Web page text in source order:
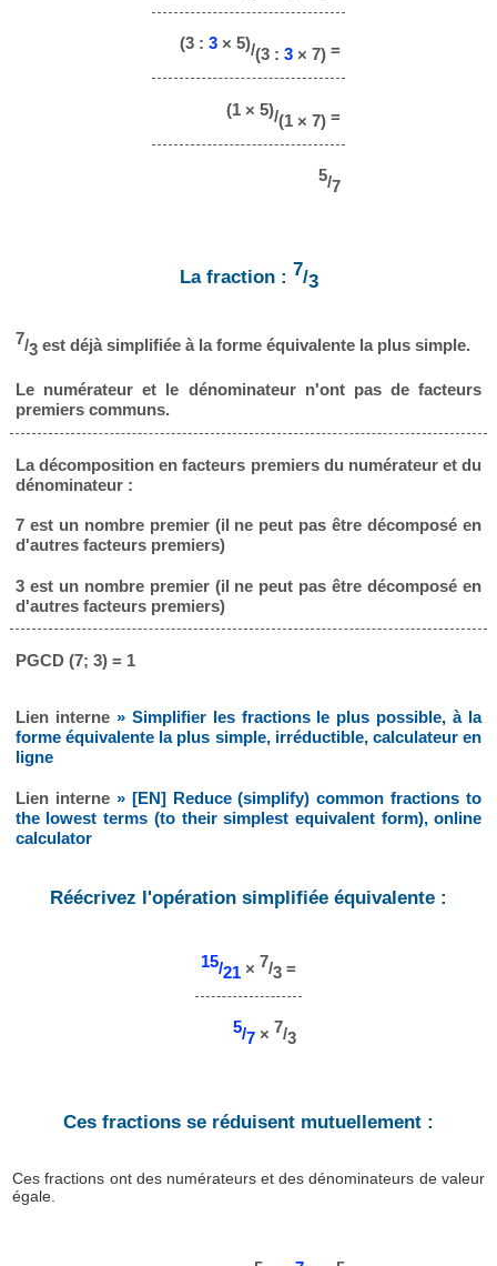
(3 : 3× 5)/(3 : 3× 7)=
(1 × 5)/(1 × 7)=
5/7
La fraction : 7/3
7/3est déjà simplifiée à la forme équivalente la plus simple.
Le numérateur et le dénominateur n'ont pas de facteurs
premiers communs.
La décomposition en facteurs premiers du numérateur et du
dénominateur :
7 est un nombre premier (il ne peut pas être décomposé en
d'autres facteurs premiers)
3 est un nombre premier (il ne peut pas être décomposé en
d'autres facteurs premiers)
PGCD (7; 3) = 1
Lien interne » Simplifier les fractions le plus possible, à la
forme équivalente la plus simple, irréductible, calculateur en
ligne
Lien interne » [EN] Reduce (simplify) common fractions to
the lowest terms (to their simplest equivalent form), online
calculator
Réécrivez l'opération simplifiée équivalente :
15/21 × 7/3 =
5/7 × 7/3
Ces fractions se réduisent mutuellement :
Ces fractions ont des numérateurs et des dénominateurs de valeur
égale.